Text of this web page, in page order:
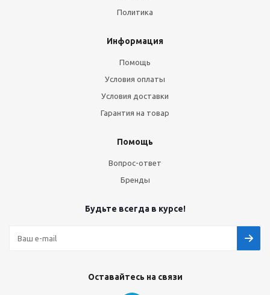
Политика
Информация
Помощь
Условия оплаты
Условия доставки
Гарантия на товар
Помощь
Вопрос-ответ
Бренды
Будьте всегда в курсе!
Оставайтесь на связи